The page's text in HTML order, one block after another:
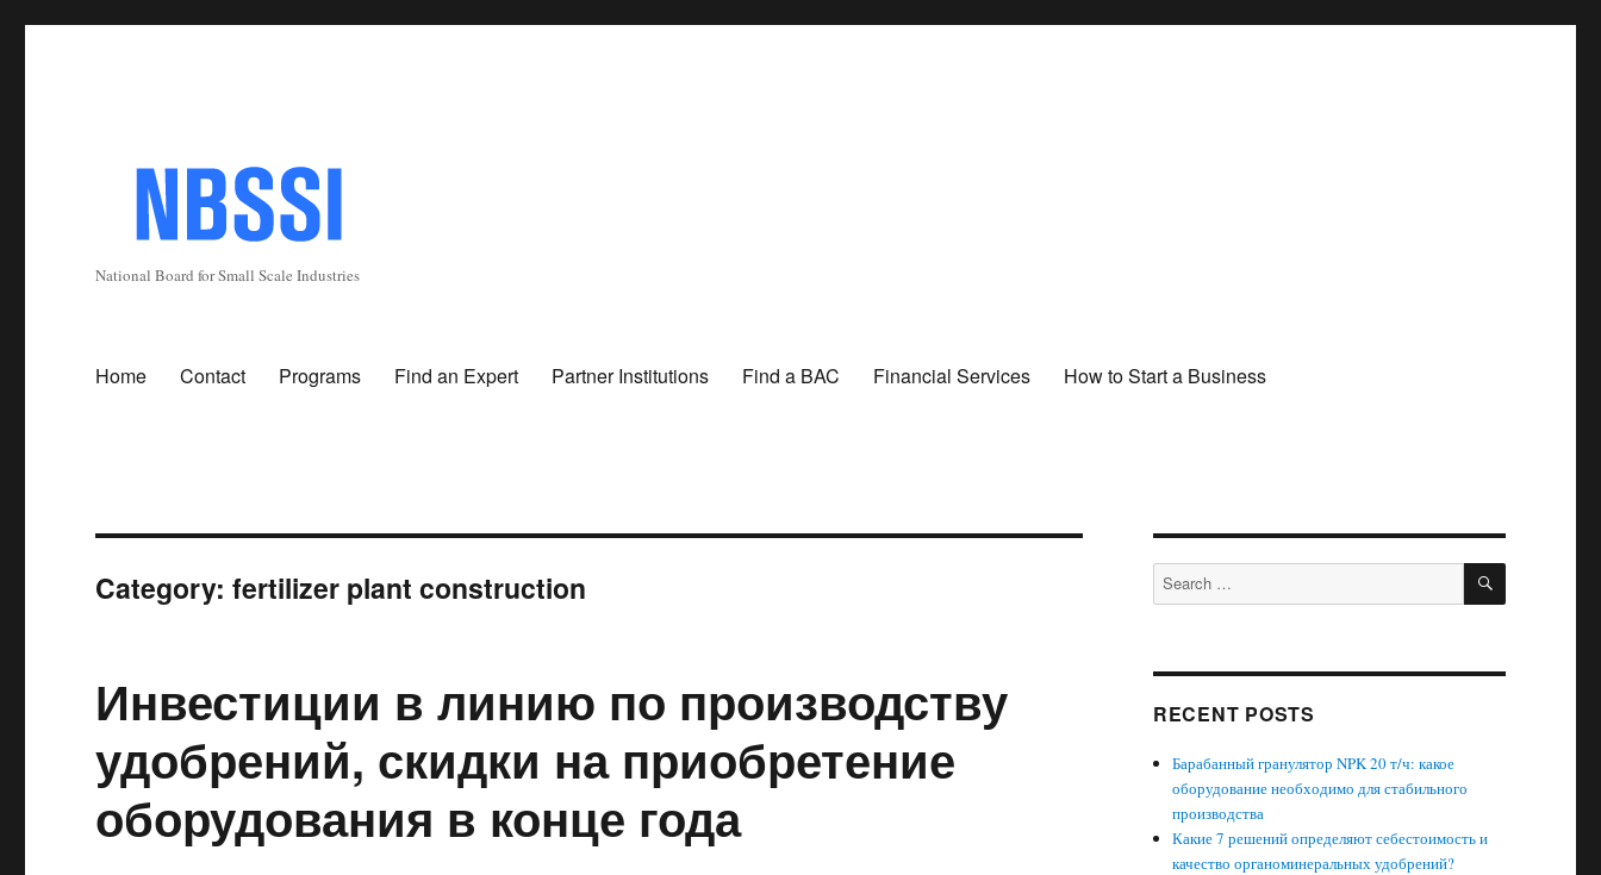
National Board for Small Scale Industries
Home Contact Programs Find an Expert Partner Institutions Find a BAC Financial Services How to Start a Business
Category:fertilizer plant construction
Инвестиции в линию по производству
удобрений, скидки на приобретение
оборудования в конце года
Search
for:
SEARCH
RECENT POSTS
Барабанный гранулятор NPK 20 т/ч: какое
оборудование необходимо для стабильного
производства
Какие 7 решений определяют себестоимость и
качество органоминеральных удобрений?